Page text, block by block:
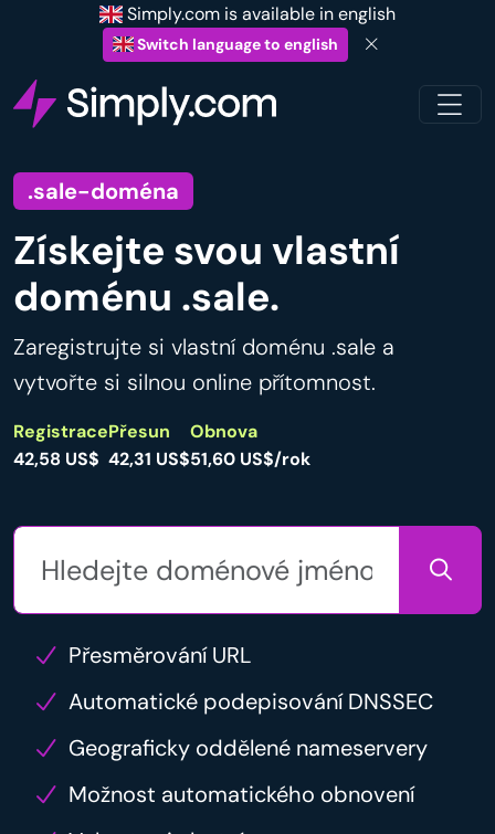
Simply.com is available in english
Switch language to english
.sale-doména
Získejte svou vlastní
doménu .sale.
Zaregistrujte si vlastní doménu .sale a
vytvořte si silnou online přítomnost.
Registrace
42,58 US$
Přesun
42,31 US$
Obnova
51,60 US$/rok
Přesměrování URL
Automatické podepisování DNSSEC
Geograficky oddělené nameservery
Možnost automatického obnovení